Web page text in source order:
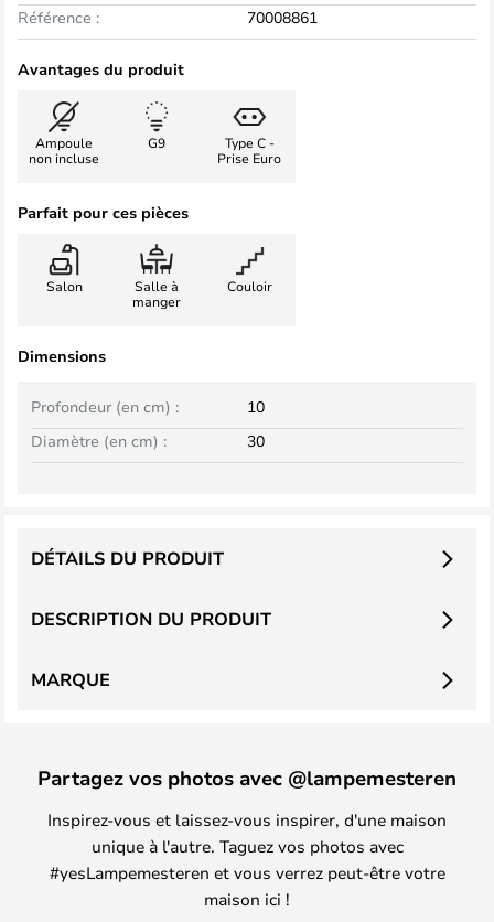
Référence :
70008861
Avantages du produit
Ampoule
non incluse
G9
Type C -
Prise Euro
Parfait pour ces pièces
Salon
Salle à
manger
Couloir
Dimensions
Profondeur (en cm) :
10
Diamètre (en cm) :
30
DESCRIPTION DU PRODUIT
DÉTAILS DU PRODUIT
MARQUE
Partagez vos photos avec @lampemesteren
Inspirez-vous et laissez-vous inspirer, d'une maison
unique à l'autre. Taguez vos photos avec
#yesLampemesteren et vous verrez peut-être votre
maison ici !